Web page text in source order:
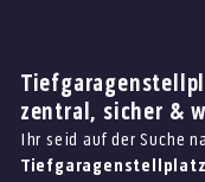
zentral, sicher &
Ihr seid auf der Suche